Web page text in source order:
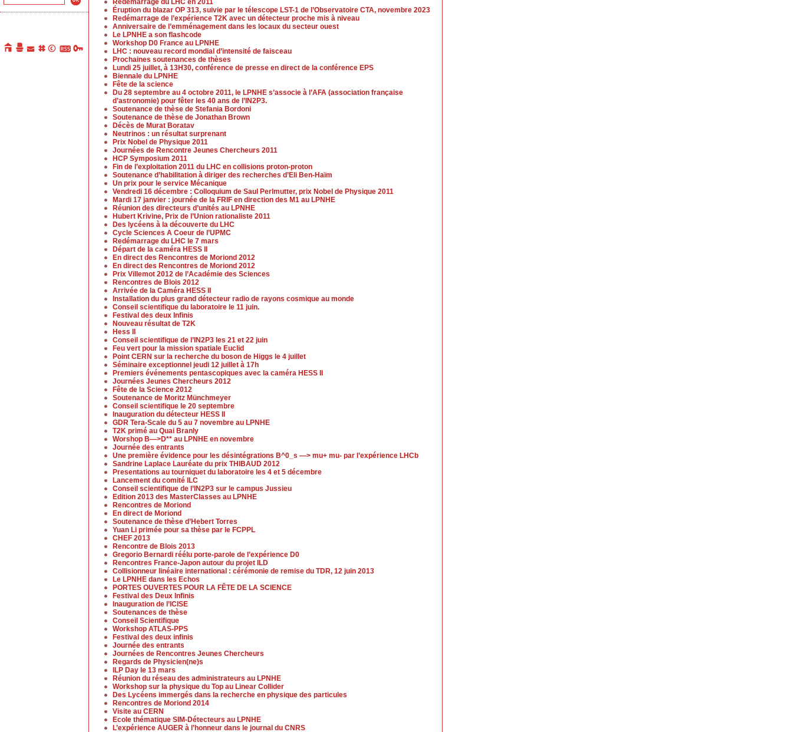
Redémarrage du LHC en 2011
Éruption du blazar OP 313, suivie par le télescope LST-1 de l’Observatoire CTA, novembre 2023
Redémarrage de l’expérience T2K avec un détecteur proche mis à niveau
Anniversaire de l’emménagement dans les locaux du secteur ouest
Le LPNHE a son flashcode
Workshop D0 France au LPNHE
LHC : nouveau record mondial d’intensité de faisceau
Prochaines soutenances de thèses
Lundi 25 juillet, à 13H30, conférence de presse en direct de la conférence EPS
Biennale du LPNHE
Fête de la science
Du 28 septembre au 4 octobre 2011, le LPNHE s’associe à l’AFA (association française
d’astronomie) pour fêter les 40 ans de l’IN2P3.
Soutenance de thèse de Stefania Bordoni
Soutenance de thèse de Jonathan Brown
Décès de Murat Boratav
Neutrinos : un résultat surprenant
Prix Nobel de Physique 2011
Journées de Rencontre Jeunes Chercheurs 2011
HCP Symposium 2011
Fin de l’exploitation 2011 du LHC en collisions proton-proton
Soutenance d’habilitation à diriger des recherches d’Eli Ben-Haïm
Un prix pour le service Mécanique
Vendredi 16 décembre : Colloquium de Saul Perlmutter, prix Nobel de Physique 2011
Mardi 17 janvier : journée de la FRIF en direction des M1 au LPNHE
Réunion des directeurs d’unités au LPNHE
Hubert Krivine, Prix de l’Union rationaliste 2011
Des lycéens à la découverte du LHC
Cycle Sciences A Coeur de l’UPMC
Redémarrage du LHC le 7 mars
Départ de la caméra HESS II
En direct des Rencontres de Moriond 2012
En direct des Rencontres de Moriond 2012
Prix Villemot 2012 de l’Académie des Sciences
Rencontres de Blois 2012
Arrivée de la Caméra HESS II
Installation du plus grand détecteur radio de rayons cosmique au monde
Conseil scientifique du laboratoire le 11 juin.
Festival des deux Infinis
Nouveau résultat de T2K
Hess II
Conseil scientifique de l’IN2P3 les 21 et 22 juin
Feu vert pour la mission spatiale Euclid
Point CERN sur la recherche du boson de Higgs le 4 juillet
Séminaire exceptionnel jeudi 12 juillet à 17h
Premiers événements pentascopiques avec la caméra HESS II
Journées Jeunes Chercheurs 2012
Fête de la Science 2012
Soutenance de Moritz Münchmeyer
Conseil scientifique le 20 septembre
Inauguration du détecteur HESS II
GDR Tera-Scale du 5 au 7 novembre au LPNHE
T2K primé au Quai Branly
Worshop B—>D** au LPNHE en novembre
Journée des entrants
Une première évidence pour les désintégrations B^0_s —> mu+ mu- par l’expérience LHCb
Sandrine Laplace Lauréate du prix THIBAUD 2012
Presentations au tourniquet du laboratoire les 4 et 5 décembre
Lancement du comité ILC
Conseil scientifique de l’IN2P3 sur le campus Jussieu
Edition 2013 des MasterClasses au LPNHE
Rencontres de Moriond
En direct de Moriond
Soutenance de thèse d’Hebert Torres
Yuan Li primée pour sa thèse par le FCPPL
CHEF 2013
Rencontre de Blois 2013
Gregorio Bernardi réélu porte-parole de l’expérience D0
Rencontres France-Japon autour du projet ILD
Collisionneur linéaire international : cérémonie de remise du TDR, 12 juin 2013
Le LPNHE dans les Echos
PORTES OUVERTES POUR LA FÊTE DE LA SCIENCE
Festival des Deux Infinis
Inauguration de l’ICISE
Soutenances de thèse
Conseil Scientifique
Workshop ATLAS-PPS
Festival des deux infinis
Journée des entrants
Journées de Rencontres Jeunes Chercheurs
Regards de Physicien(ne)s
ILP Day le 13 mars
Réunion du réseau des administrateurs au LPNHE
Workshop sur la physique du Top au Linear Collider
Des Lycéens immergés dans la recherche en physique des particules
Rencontres de Moriond 2014
Visite au CERN
Ecole thématique SIM-Détecteurs au LPNHE
L’expérience AUGER à l’honneur dans le journal du CNRS